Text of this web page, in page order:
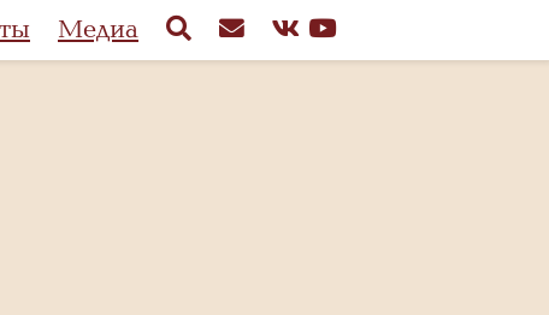
Медиа